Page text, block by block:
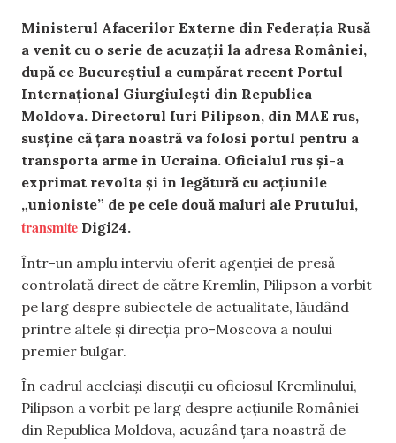
Ministerul Afacerilor Externe din Federația Rusă
a venit cu o serie de acuzații la adresa României,
după ce Bucureștiul a cumpărat recent Portul
Internațional Giurgiulești din Republica
Moldova. Directorul Iuri Pilipson, din MAE rus,
susține că țara noastră va folosi portul pentru a
transporta arme în Ucraina. Oficialul rus și-a
exprimat revolta și în legătură cu acțiunile
„unioniste” de pe cele două maluri ale Prutului,
transmite Digi24.
Într-un amplu interviu oferit agenției de presă
controlată direct de către Kremlin, Pilipson a vorbit
pe larg despre subiectele de actualitate, lăudând
printre altele și direcția pro-Moscova a noului
premier bulgar.
În cadrul aceleiași discuții cu oficiosul Kremlinului,
Pilipson a vorbit pe larg despre acțiunile României
din Republica Moldova, acuzând țara noastră de